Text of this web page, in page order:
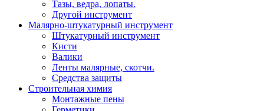
Тазы, ведра, лопаты.
Другой инструмент
Малярно-штукатурный инструмент
Штукатурный инструмент
Кисти
Валики
Ленты малярные, скотчи.
Средства защиты
Строительная химия
Монтажные пены